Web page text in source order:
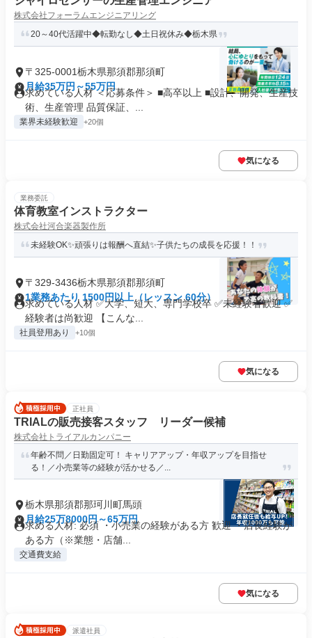
株式会社フォーラムエンジニアリング
20～40代活躍中◆転勤なし◆土日祝休み◆栃木県
〒325-0001栃木県那須郡那須町
月給35万円～55万円
求めている人材 ＜応募条件＞ ■高卒以上 ■設計、開発、生産技
術、生産管理 品質保証、...
業界未経験歓迎 +20個
気になる
業務委託
体育教室インストラクター
株式会社河合楽器製作所
未経験OK✨頑張りは報酬へ直結✨子供たちの成長を応援！！
〒329-3436栃木県那須郡那須町
1業務あたり 1500円以上（レッスン 60分）
求めている人材 ✅大学、短大、専門学校卒 ✅未経験者歓迎 ✅
経験者は尚歓迎 【こんな...
社員登用あり +10個
気になる
正社員
TRIALの販売接客スタッフ リーダー候補
株式会社トライアルカンパニー
年齢不問／日勤固定可！ キャリアアップ・年収アップを目指せ
る！／小売業等の経験が活かせる／...
栃木県那須郡那珂川町馬頭
月給25万8000円～65万円
求める人材: 必須 ・小売業の経験がある方 歓迎 ・店長経験が
ある方（※業態・店舗...
交通費支給
気になる
派遣社員